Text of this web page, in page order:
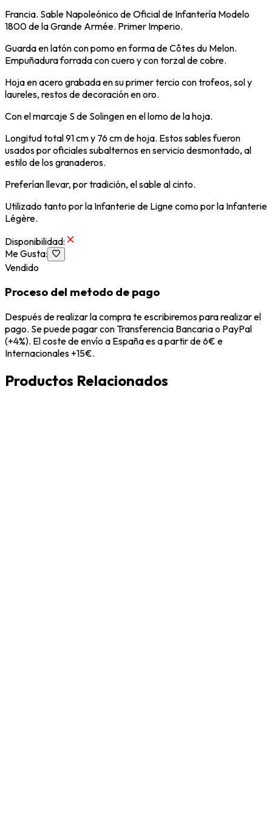
Francia. Sable Napoleónico de Oficial de Infantería Modelo
1800 de la Grande Armée. Primer Imperio.
Guarda en latón con pomo en forma de Côtes du Melon.
Empuñadura forrada con cuero y con torzal de cobre.
Hoja en acero grabada en su primer tercio con trofeos, sol y
laureles, restos de decoración en oro.
Con el marcaje S de Solingen en el lomo de la hoja.
Longitud total 91 cm y 76 cm de hoja. Estos sables fueron
usados ​​por oficiales subalternos en servicio desmontado, al
estilo de los granaderos.
Preferían llevar, por tradición, el sable al cinto.
Utilizado tanto por la Infanterie de Ligne como por la Infanterie
Légère.
Disponibilidad:
Me Gusta:
Vendido
Proceso del metodo de pago
Después de realizar la compra te escribiremos para realizar el
pago. Se puede pagar con Transferencia Bancaria o PayPal
(+4%). El coste de envío a España es a partir de 6€ e
Internacionales +15€.
Productos Relacionados